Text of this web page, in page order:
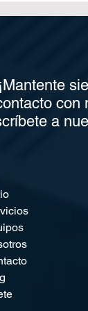
¡Mantente
con
a